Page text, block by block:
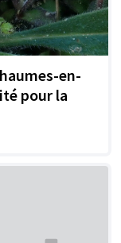
en-
pour la